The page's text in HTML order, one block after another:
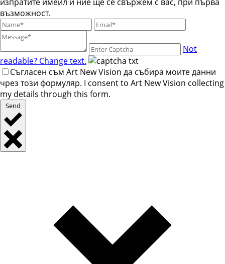
възможност.
Not
readable? Change text.
Съгласен съм Art New Vision да събира моите данни
чрез този формуляр. I consent to Art New Vision collecting
my details through this form.
Send